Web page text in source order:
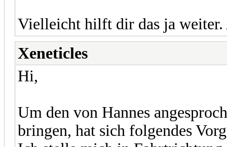
Vielleicht hilft dir das ja weiter.
Xeneticles
Hi,
Um den von Hannes
bringen, hat sich folgendes